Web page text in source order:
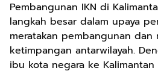
Pembangunan IKN di
langkah besar dalam upaya
meratakan pembangunan dan
ketimpangan antarwilayah.
ibu kota negara ke Kalimantan